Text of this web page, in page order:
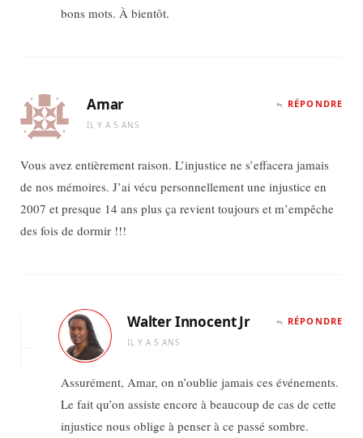
bons mots. À bientôt.
Amar
IL Y A 5 ANS
RÉPONDRE
Vous avez entièrement raison. L’injustice ne s’effacera jamais
de nos mémoires. J’ai vécu personnellement une injustice en
2007 et presque 14 ans plus ça revient toujours et m’empêche
des fois de dormir !!!
Walter Innocent Jr
IL Y A 5 ANS
RÉPONDRE
Assurément, Amar, on n’oublie jamais ces événements.
Le fait qu’on assiste encore à beaucoup de cas de cette
injustice nous oblige à penser à ce passé sombre.